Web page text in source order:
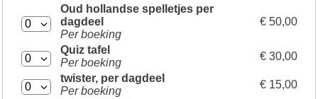
Oud hollandse spelletjes per
dagdeel
Per boeking
€ 50,00
Quiz tafel
Per boeking
€ 30,00
twister, per dagdeel
Per boeking
€ 15,00